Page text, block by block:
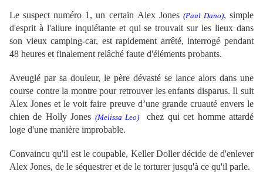
Le suspect numéro 1, un certain Alex Jones (Paul Dano), simple
d'esprit à l'allure inquiétanteet qui se trouvait sur les lieux dans
son vieux camping-car, est rapidement arrêté, interrogé pendant
48 heures et finalement relâché faute d'éléments probants.
Aveuglé par sa douleur, le père dévasté se lance alors dans une
course contre la montre pour retrouver les enfants disparus. Il suit
Alex Jones et le voit faire preuve d’une grande cruauté envers le
chien de Holly Jones (Melissa Leo) chez qui cet homme attardé
loge d'une manière improbable.
Convaincu qu'il est le coupable, Keller Doller décide de d'enlever
Alex Jones, de le séquestrer et de le torturer jusqu'à ce qu'il parle.